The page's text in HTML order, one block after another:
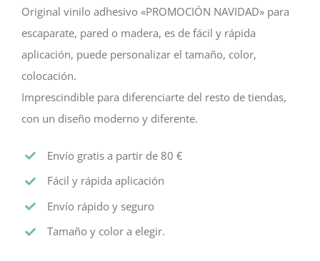
Original vinilo adhesivo «PROMOCIÓN NAVIDAD» para
escaparate, pared o madera, es de fácil y rápida
aplicación, puede personalizar el tamaño, color,
colocación.
Imprescindible para diferenciarte del resto de tiendas,
con un diseño moderno y diferente.
Envío gratis a partir de 80 €
Fácil y rápida aplicación
Envío rápido y seguro
Tamaño y color a elegir.